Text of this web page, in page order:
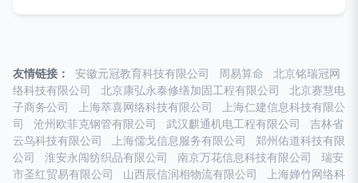
友情链接： 安徽元冠教育科技有限公司 周易算命
北京铭瑞冠网
络科技有限公司
北京康弘永泰修缮加固工程有限公司
北京赛慧电
子商务公司
上海萃喜网络科技有限公司
上海仁建信息科技有限公
司
沧州欧菲克钢管有限公司 武汉麒通机电工程有限公司
吉林省
云鸟科技有限公司
上海儒戈信息服务有限公司
郑州佑道科技有限
公司
淮安永闯纺织品有限公司 南京万花信息科技有限公司
瑞安
市圣红贸易有限公司
山西辰信润相物流有限公司
上海婵竹网络科